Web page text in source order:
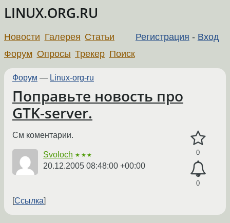
LINUX.ORG.RU
Регистрация - Вход
Новости Галерея Статьи
Форум Опросы Трекер Поиск
Форум — Linux-org-ru
Поправьте новость про
GTK-server.
0
0
См коментарии.
Svoloch ★★★
20.12.2005 08:48:00 +00:00
Ссылка